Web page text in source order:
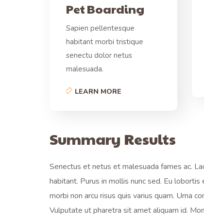
Pet Boarding
Sapien pellentesque
habitant morbi tristique
senectu dolor netus
malesuada.
LEARN MORE
Summary Results
Senectus et netus et malesuada fames ac.
habitant. Purus in mollis nunc sed. Eu
morbi non arcu risus quis varius quam. Urna
Vulputate ut pharetra sit amet aliquam id.